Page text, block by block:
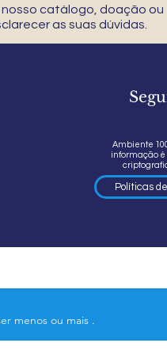
nosso catálogo, doação ou
as suas dúvidas.
Ambiente
informação
Políticas
menos ou mais .